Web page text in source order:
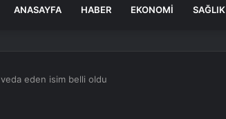
ANASAYFA HABER EKONOMI SAĞLIK
veda eden isim belli oldu